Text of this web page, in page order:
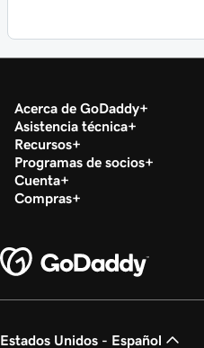
Acerca de GoDaddy
Asistencia técnica
Recursos
Programas de socios
Cuenta
Compras
Estados Unidos - Español